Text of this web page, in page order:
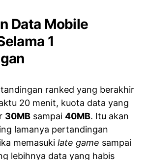
Data Mobile
1
ranked yang berakhir
20 menit, kuota data yang
30MB sampai 40MB. Itu akan
lamanya pertandingan
memasuki late game sampai
lebihnya data yang habis